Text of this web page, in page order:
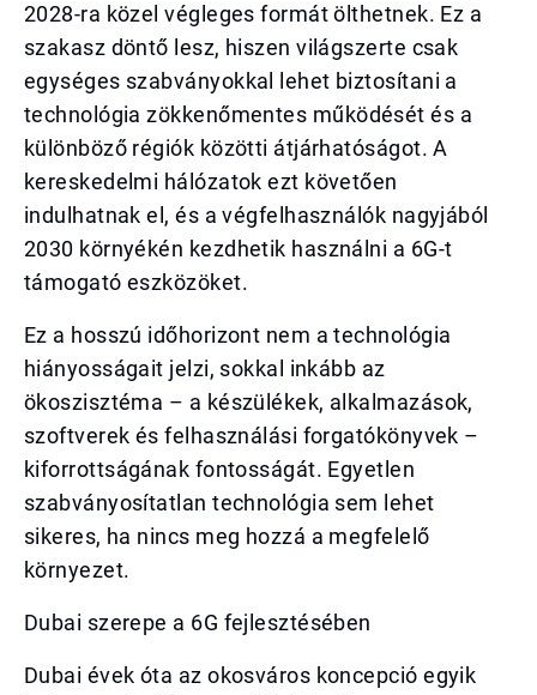
2028-ra közel végleges formát ölthetnek. Ez a
szakasz döntő lesz, hiszen világszerte csak
egységes szabványokkal lehet biztosítani a
technológia zökkenőmentes működését és a
különböző régiók közötti átjárhatóságot. A
kereskedelmi hálózatok ezt követően
indulhatnak el, és a végfelhasználók nagyjából
2030 környékén kezdhetik használni a 6G-t
támogató eszközöket.
Ez a hosszú időhorizont nem a technológia
hiányosságait jelzi, sokkal inkább az
ökoszisztéma – a készülékek, alkalmazások,
szoftverek és felhasználási forgatókönyvek –
kiforrottságának fontosságát. Egyetlen
szabványosítatlan technológia sem lehet
sikeres, ha nincs meg hozzá a megfelelő
környezet.
Dubai szerepe a 6G fejlesztésében
Dubai évek óta az okosváros koncepció egyik